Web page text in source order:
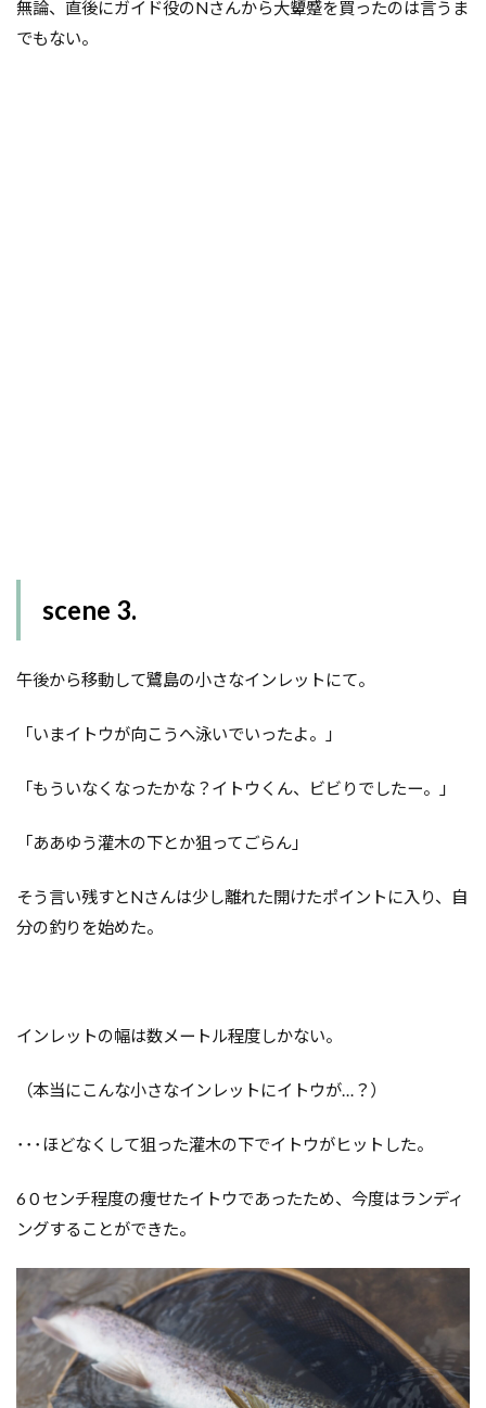
無論、直後にガイド役のNさんから大顰蹙を買ったのは言うま
でもない。
scene 3.
午後から移動して鷺島の小さなインレットにて。
「いまイトウが向こうへ泳いでいったよ。」
「もういなくなったかな？イトウくん、ビビりでしたー。」
「ああゆう灌木の下とか狙ってごらん」
そう言い残すとNさんは少し離れた開けたポイントに入り、自
分の釣りを始めた。
インレットの幅は数メートル程度しかない。
（本当にこんな小さなインレットにイトウが…？）
･･･ほどなくして狙った灌木の下でイトウがヒットした。
6 ０センチ程度の痩せたイトウであったため、今度はランディ
ングすることができた。